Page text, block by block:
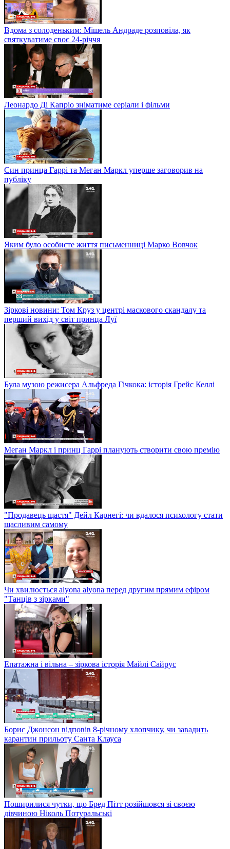
Вдома з солоденьким: Мішель Андраде розповіла, як
святкуватиме своє 24-річчя
Леонардо Ді Капріо зніматиме серіали і фільми
Син принца Гаррі та Меган Маркл уперше заговорив на
публіку
Яким було особисте життя письменниці Марко Вовчок
Зіркові новини: Том Круз у центрі маскового скандалу та
перший вихід у світ принца Луї
Була музою режисера Альфреда Гічкока: історія Грейс Келлі
Меган Маркл і принц Гаррі планують створити свою премію
"Продавець щастя" Дейл Карнегі: чи вдалося психологу стати
щасливим самому
Чи хвилюється alyona alyona перед другим прямим ефіром
"Танців з зірками"
Епатажна і вільна – зіркова історія Майлі Сайрус
Борис Джонсон відповів 8-річному хлопчику, чи завадить
карантин прильоту Санта Клауса
Поширилися чутки, що Бред Пітт розійшовся зі своєю
дівчиною Ніколь Потуральські